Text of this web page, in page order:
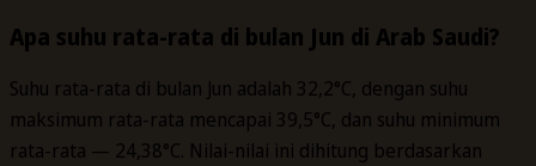
Apa suhu rata-rata di bulan Jun di Arab Saudi?
Suhu rata-rata di bulan Jun adalah 32,2°C, dengan suhu
maksimum rata-rata mencapai 39,5°C, dan suhu minimum
rata-rata — 24,38°C. Nilai-nilai ini dihitung berdasarkan